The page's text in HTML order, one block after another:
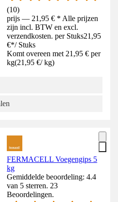
(10)
prijs — 21,95 € * Alle prijzen
zijn incl. BTW en excl.
verzendkosten. per Stuks21,95
€*/ Stuks
Komt overeen met 21,95 € per
kg(21,95 €/ kg)
FERMACELL Voegengips 5
kg
Gemiddelde beoordeling: 4.4
van 5 sterren. 23
Beoordelingen.